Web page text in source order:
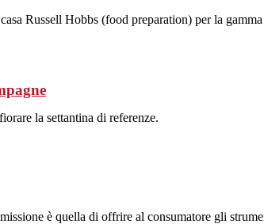
Russell Hobbs (food preparation) per la
la settantina di referenze.
è quella di offrire al consumatore gli